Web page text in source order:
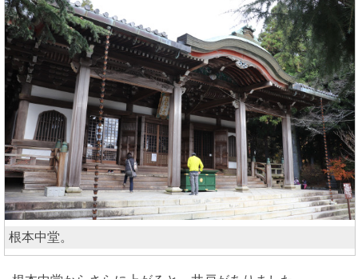
根本中堂。